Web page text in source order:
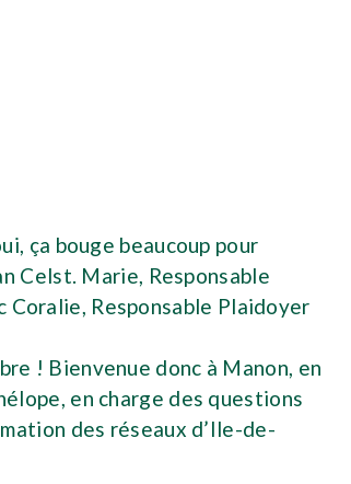
ça bouge beaucoup pour
Celst. Marie, Responsable
Coralie, Responsable Plaidoyer
! Bienvenue donc à Manon, en
en charge des questions
des réseaux d’Ile-de-